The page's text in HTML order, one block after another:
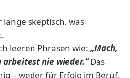
lange skeptisch, was
leeren Phrasen wie: „Mach,
arbeitest nie wieder.“Das
– weder für Erfolg im Beruf,